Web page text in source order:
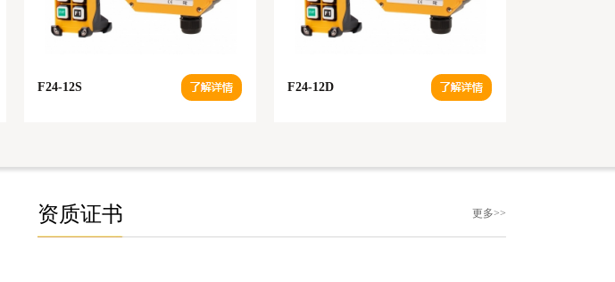
F24-12S F24-12D
资质证书 更多>>